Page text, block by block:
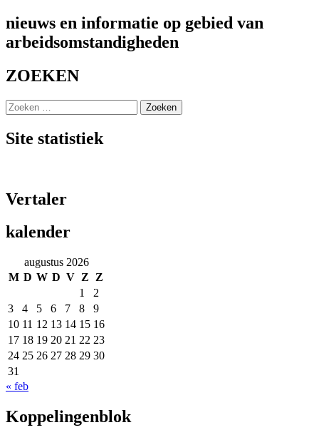
nieuws en informatie op gebied van
arbeidsomstandigheden
ZOEKEN
Zoeken
naar:
Site statistiek
Vertaler
kalender
augustus 2026
M D W D V Z
Z
1
2
3
4 5 6 7 8
9
10 11 12 13 14 15 16
17 18 19 20 21 22 23
24 25 26 27 28 29 30
31
« feb
Koppelingenblok